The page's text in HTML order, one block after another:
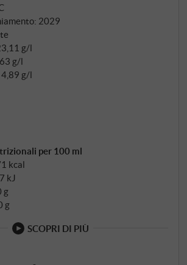
2029
g/l
g/l
g/l
per 100 ml
kcal
kJ
g
g
SCOPRI DI PIÙ